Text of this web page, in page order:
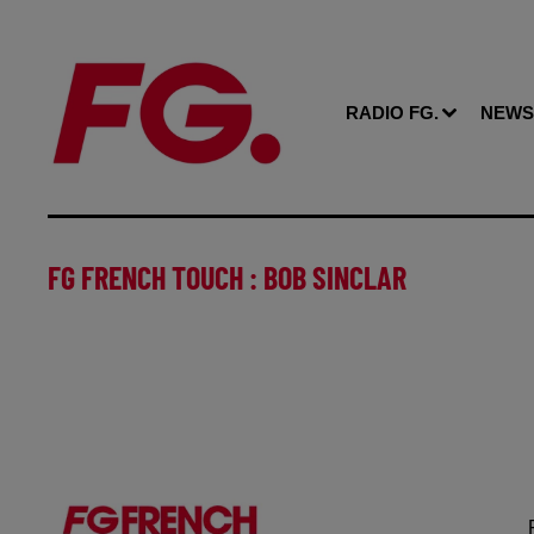
RADIO FG. NEWS
FG FRENCH TOUCH : BOB SINCLAR